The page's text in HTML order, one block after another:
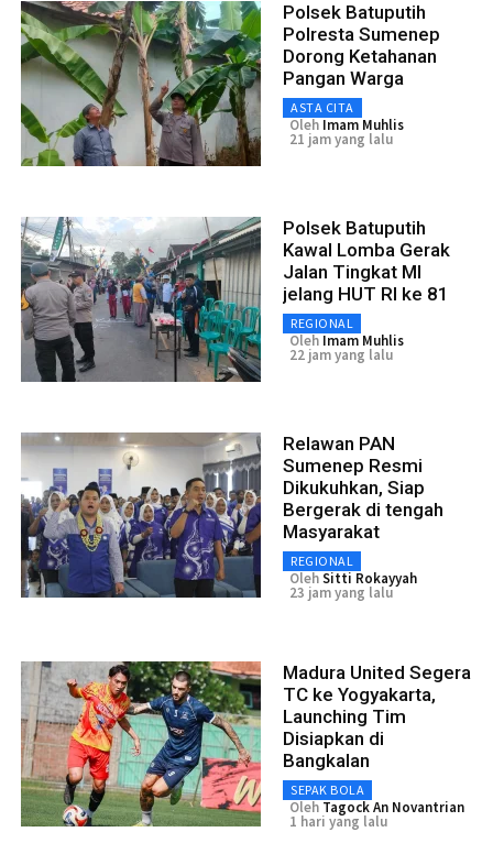
Polsek Batuputih
Polresta Sumenep
Dorong Ketahanan
Pangan Warga
ASTA CITA
Oleh Imam Muhlis
21 jam yang lalu
Polsek Batuputih
Kawal Lomba Gerak
Jalan Tingkat MI
jelang HUT RI ke 81
REGIONAL
Oleh Imam Muhlis
22 jam yang lalu
Relawan PAN
Sumenep Resmi
Dikukuhkan, Siap
Bergerak di tengah
Masyarakat
REGIONAL
OlehSitti Rokayyah
23 jam yang lalu
Madura United Segera
TC ke Yogyakarta,
Launching Tim
Disiapkan di
Bangkalan
SEPAK BOLA
Oleh Tagock An Novantrian
1 hari yang lalu